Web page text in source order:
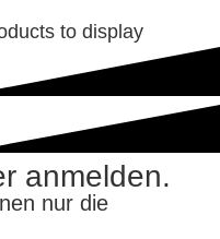
to display
anmelden.
nur die